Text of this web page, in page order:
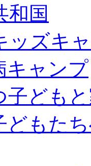
和国
ッズキ
キャンプ
子ども
どもた